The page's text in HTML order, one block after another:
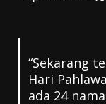
“Sekarang
Hari
ada 24